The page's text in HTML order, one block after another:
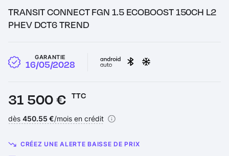
TRANSIT CONNECT FGN 1.5 ECOBOOST 150CH L2
PHEV DCT6 TREND
GARANTIE
16/05/2028
Prix :
31 500 € TTC
Financement :
dès 450.55 €/mois en crédit
CRÉEZ UNE ALERTE BAISSE DE PRIX